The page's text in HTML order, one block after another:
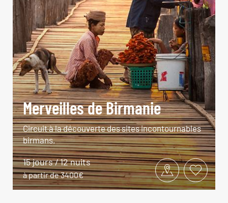
Merveilles de Birmanie
Circuit à la découverte des sites incontournables
birmans.
15 jours / 12 nuits
à partir de 3400€